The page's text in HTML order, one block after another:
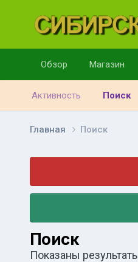
Обзор Магазин
Активность Поиск
Главная Поиск
Поиск
Показаны